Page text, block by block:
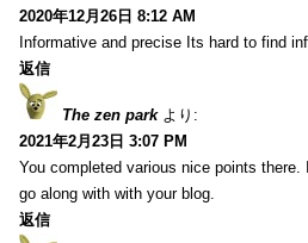
2020年12月26日 8:12 AM
Informative and precise Its hard to find
返信
The zen park より:
2021年2月23日 3:07 PM
You completed various nice points
go along with with your blog.
返信